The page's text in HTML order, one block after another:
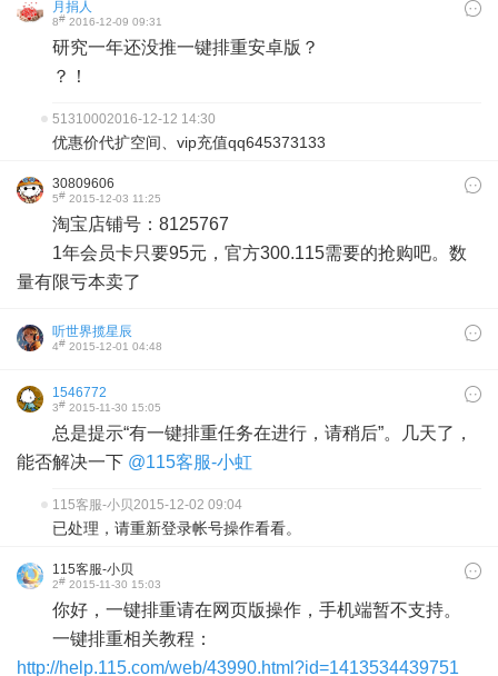
月捐人
8# 2016-12-09 09:31
研究一年还没推一键排重安卓版？
？！
51310002016-12-12 14:30
优惠价代扩空间、vip充值qq645373133
30809606
5# 2015-12-03 11:25
淘宝店铺号：8125767
1年会员卡只要95元，官方300.115需要的抢购吧。数
量有限亏本卖了
听世界揽星辰
4# 2015-12-01 04:48
1546772
3# 2015-11-30 15:05
总是提示“有一键排重任务在进行，请稍后”。几天了，
能否解决一下 @115客服-小虹
115客服-小贝2015-12-02 09:04
已处理，请重新登录帐号操作看看。
115客服-小贝
2# 2015-11-30 15:03
你好，一键排重请在网页版操作，手机端暂不支持。
一键排重相关教程：
http://help.115.com/web/43990.html?id=1413534439751